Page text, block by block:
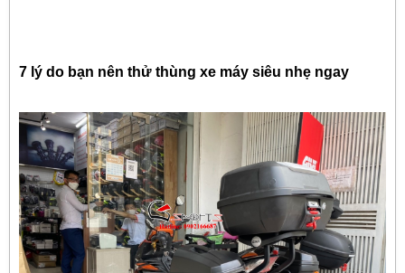
7 lý do bạn nên thử thùng xe máy siêu nhẹ ngay